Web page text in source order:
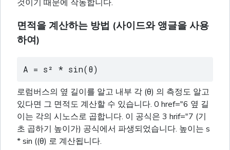
것이기 때문에 작동합니다.
면적을 계산하는 방법 (사이드와 앵글을 사용
하여)
A = s² * sin(θ)
로럼버스의 옆 길이를 알고 내부 각 (θ) 의 측정도 알고
있다면 그 면적도 계산할 수 있습니다. 0 href="6 옆 길
이는 각의 시노스로 곱합니다. 이 공식은 3 hrif="7 (기
초 곱하기 높이가) 공식에서 파생되었습니다. 높이는 s
* sin ((θ) 로 계산됩니다.